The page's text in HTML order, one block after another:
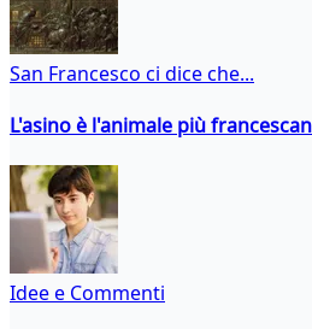
San Francesco ci dice che...
L'asino è l'animale più
Idee e Commenti